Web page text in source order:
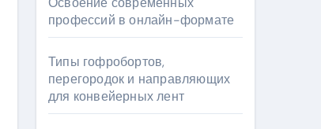
профессий в онлайн-формате
Типы гофробортов,
перегородок и направляющих
для конвейерных лент